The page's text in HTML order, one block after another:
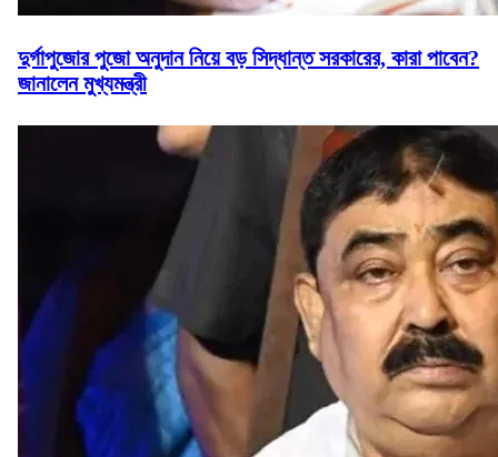
দুর্গাপুজোর পুজো অনুদান নিয়ে বড় সিদ্ধান্ত সরকারের, কারা পাবেন?
জানালেন মুখ্যমন্ত্রী